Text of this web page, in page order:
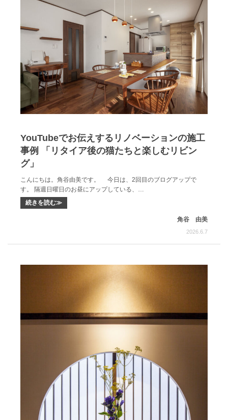
YouTubeでお伝えするリノベーションの施工
事例 「リタイア後の猫たちと楽しむリビン
グ」
こんにちは。角谷由美です。 今日は、2回目のブログアップで
す。 隔週日曜日のお昼にアップしている、…
続きを読む≫
角谷 由美
2026.6.7